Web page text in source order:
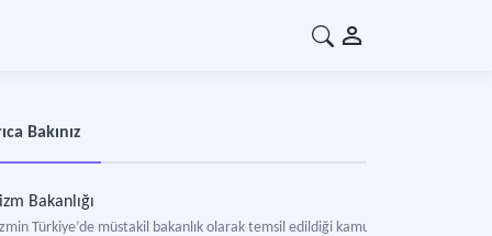
Bakınız
Bakanlığı
Türkiye’de müstakil bakanlık olarak temsil edildiği kamu idaresi.